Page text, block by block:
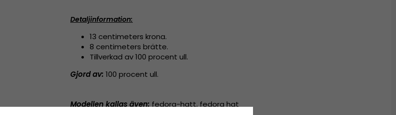
Detaljinformation:
13 centimeters krona.
8 centimeters brätte.
Tillverkad av100 procent ull.
Gjord av: 100 procent ull.
Modellen kallas även:fedora-hatt,fedora hat